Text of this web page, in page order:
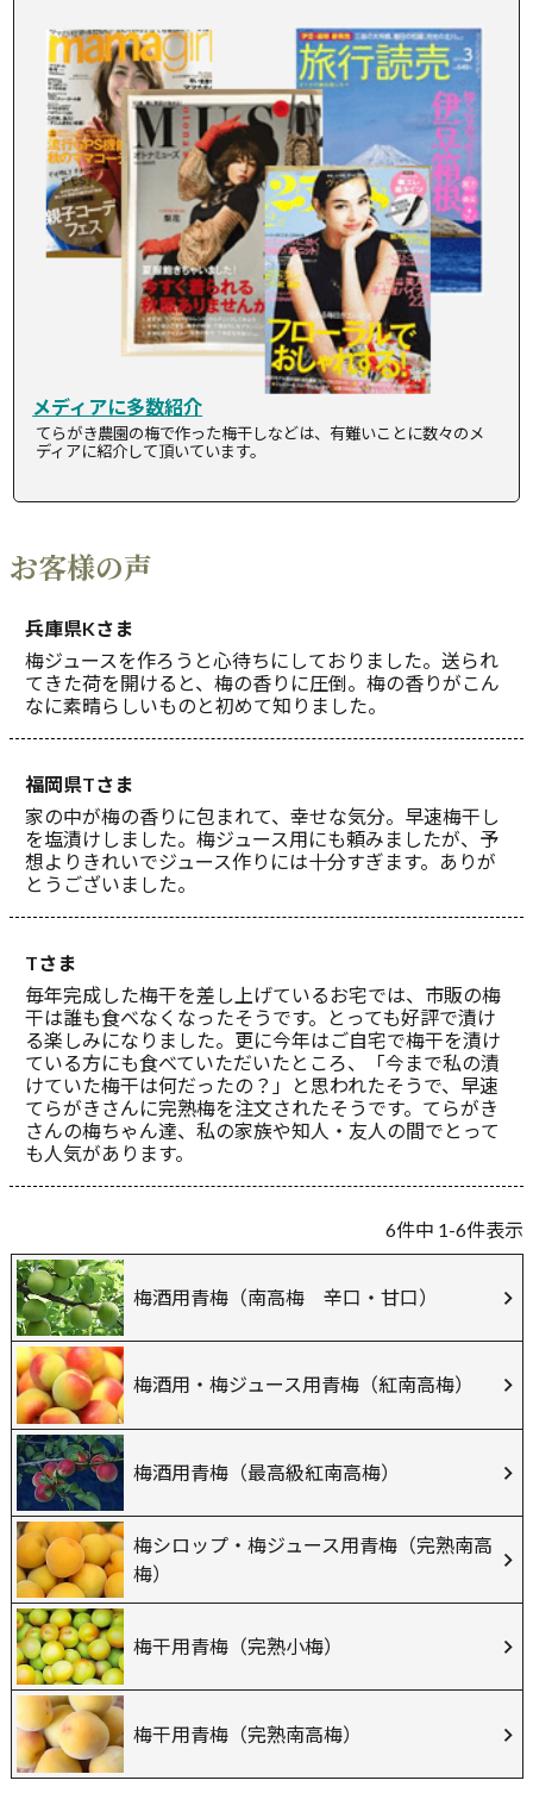
メディアに多数紹介
てらがき農園の梅で作った梅干しなどは、有難いことに数々のメ
ディアに紹介して頂いています。
お客様の声
兵庫県Kさま
梅ジュースを作ろうと心待ちにしておりました。送られ
てきた荷を開けると、梅の香りに圧倒。梅の香りがこん
なに素晴らしいものと初めて知りました。
福岡県Tさま
家の中が梅の香りに包まれて、幸せな気分。早速梅干し
を塩漬けしました。梅ジュース用にも頼みましたが、予
想よりきれいでジュース作りには十分すぎます。ありが
とうございました。
Tさま
毎年完成した梅干を差し上げているお宅では、市販の梅
干は誰も食べなくなったそうです。とっても好評で漬け
る楽しみになりました。更に今年はご自宅で梅干を漬け
ている方にも食べていただいたところ、「今まで私の漬
けていた梅干は何だったの？」と思われたそうで、早速
てらがきさんに完熟梅を注文されたそうです。てらがき
さんの梅ちゃん達、私の家族や知人・友人の間でとって
も人気があります。
6件中 1-6件表示
梅酒用青梅（南高梅 辛口・甘口）
梅酒用・梅ジュース用青梅（紅南高梅）
梅酒用青梅（最高級紅南高梅）
梅シロップ・梅ジュース用青梅（完熟南高
梅）
梅干用青梅（完熟小梅）
梅干用青梅（完熟南高梅）